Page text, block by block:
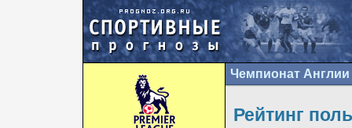
Чемпионат Англии
Рейтинг